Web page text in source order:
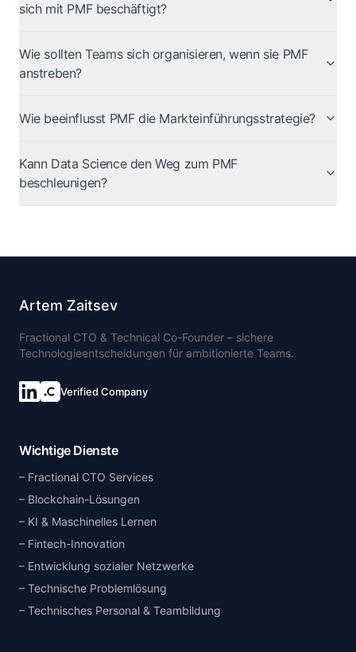
sich mit PMF beschäftigt?
Wie sollten Teams sich organisieren, wenn sie PMF
anstreben?
Wie beeinflusst PMF die Markteinführungsstrategie?
Kann Data Science den Weg zum PMF
beschleunigen?
Artem Zaitsev
Fractional CTO & Technical Co-Founder – sichere
Technologieentscheidungen für ambitionierte Teams.
Verified Company
Wichtige Dienste
Fractional CTO Services
Blockchain-Lösungen
KI & Maschinelles Lernen
Fintech-Innovation
Entwicklung sozialer Netzwerke
Technische Problemlösung
Technisches Personal & Teambildung